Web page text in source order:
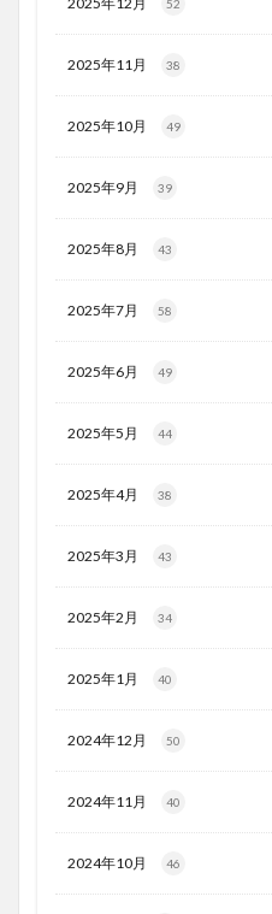
52
2025年11月 38
2025年10月 49
2025年9月 39
2025年8月 43
2025年7月 58
2025年6月 49
2025年5月 44
2025年4月 38
2025年3月 43
2025年2月 34
2025年1月 40
2024年12月 50
2024年11月 40
2024年10月 46